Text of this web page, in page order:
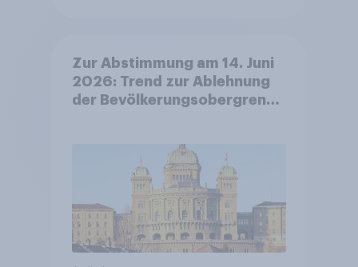
Zur Abstimmung am 14. Juni
2026: Trend zur Ablehnung
der Bevölkerungsobergrenze
Zivildienstgesetz sinken